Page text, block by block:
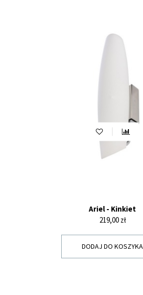
Ariel - Kinkiet
Cena
219,00 zł
DODAJ DO KOSZYKA